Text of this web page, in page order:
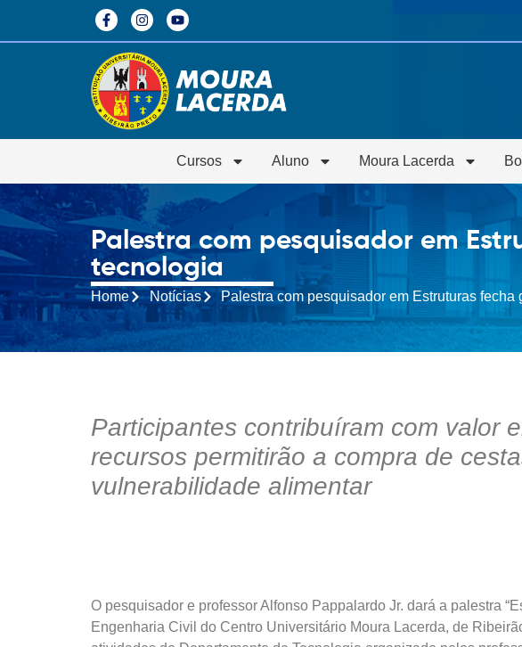
Cursos Aluno Moura Lacerda
Palestra com pesquisador em
tecnologia
Home Notícias Palestra com pesquisador em Estruturas
Participantes contribuíram com valor
recursos permitirão a compra de
vulnerabilidade alimentar
O pesquisador e professor Alfonso Pappalardo Jr. dará a palestra
Engenharia Civil do Centro Universitário Moura Lacerda, de